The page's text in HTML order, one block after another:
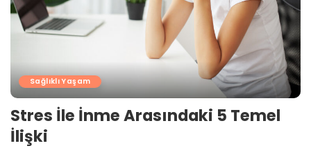
Sağlıklı Yaşam
Stres İle İnme Arasındaki 5 Temel
İlişki